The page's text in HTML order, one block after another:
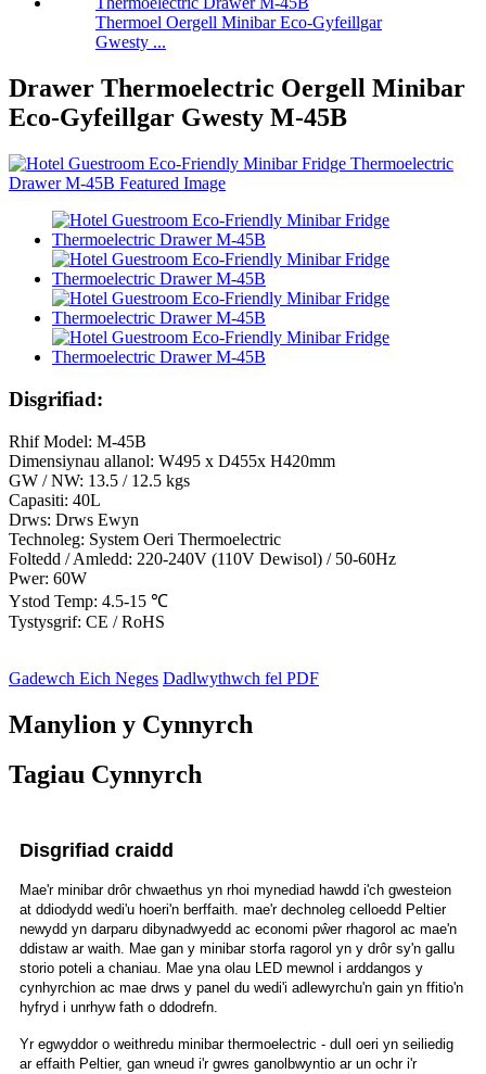
Thermoel Oergell Minibar Eco-Gyfeillgar
Gwesty ...
Drawer Thermoelectric Oergell Minibar
Eco-Gyfeillgar Gwesty M-45B
Disgrifiad:
Rhif Model: M-45B
Dimensiynau allanol: W495 x D455x H420mm
GW / NW: 13.5 / 12.5 kgs
Capasiti: 40L
Drws: Drws Ewyn
Technoleg: System Oeri Thermoelectric
Foltedd / Amledd: 220-240V (110V Dewisol) / 50-60Hz
Pwer: 60W
Ystod Temp: 4.5-15 ℃
Tystysgrif: CE / RoHS
Gadewch Eich Neges Dadlwythwch fel PDF
Manylion y Cynnyrch
Tagiau Cynnyrch
Disgrifiad craidd
Mae'r minibar drôr chwaethus yn rhoi mynediad hawdd i'ch gwesteion
at ddiodydd wedi'u hoeri'n berffaith. mae'r dechnoleg celloedd Peltier
newydd yn darparu dibynadwyedd ac economi pŵer rhagorol ac mae'n
ddistaw ar waith. Mae gan y minibar storfa ragorol yn y drôr sy'n gallu
storio poteli a chaniau. Mae yna olau LED mewnol i arddangos y
cynhyrchion ac mae drws y panel du wedi'i adlewyrchu'n gain yn ffitio'n
hyfryd i unrhyw fath o ddodrefn.
Yr egwyddor o weithredu minibar thermoelectric - dull oeri yn seiliedig
ar effaith Peltier, gan wneud i'r gwres ganolbwyntio ar un ochr i'r